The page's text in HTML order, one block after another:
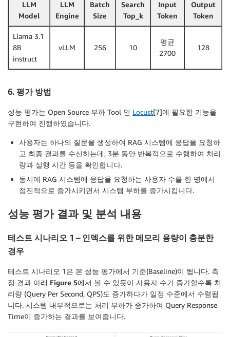
LLM
Model
LLM
Engine
Batch
Size
Search
Top_k
Input
Token
Output
Token
Llama 3.1
8B
instruct
vLLM 256 10
평균
2700
128
6. 평가 방법
성능 평가는 Open Source 부하 Tool 인 Locust[7]에 필요한 기능을
구현하여 진행하였습니다.
사용자는 하나의 질문을 생성하여 RAG 시스템에 응답을 요청하
고 최종 결과를 수신하는데, 3분 동안 반복적으로 수행하여 처리
량과 실행 시간 등을 확인합니다.
동시에 RAG 시스템에 응답을 요청하는 사용자 수를 한 명에서
점진적으로 증가시키면서 시스템 부하를 증가시킵니다.
성능 평가 결과 및 분석 내용
테스트 시나리오 1 – 인덱스를 위한 메모리 용량이 충분한
경우
테스트 시나리오 1은 본 성능 평가에서 기준(Baseline)이 됩니다. 측
정 결과 아래 Figure 5에서 볼 수 있듯이 사용자 수가 증가할수록 처
리량 (Query Per Second, QPS)도 증가하다가 일정 수준에서 수렴됩
니다. 시스템 내부적으로는 처리 부하가 증가하여 Query Response
Time이 증가하는 결과를 보여줍니다.